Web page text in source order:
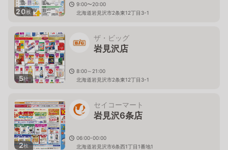
20枚
9:00〜20:00
北海道岩見沢市2条東12丁目3-1
5枚
ザ・ビッグ
岩見沢店
8:00～21:00
北海道岩見沢市2条東12丁目3-1
2枚
セイコーマート
岩見沢6条店
06:00-00:00
北海道岩見沢市6条西1丁目1番地1